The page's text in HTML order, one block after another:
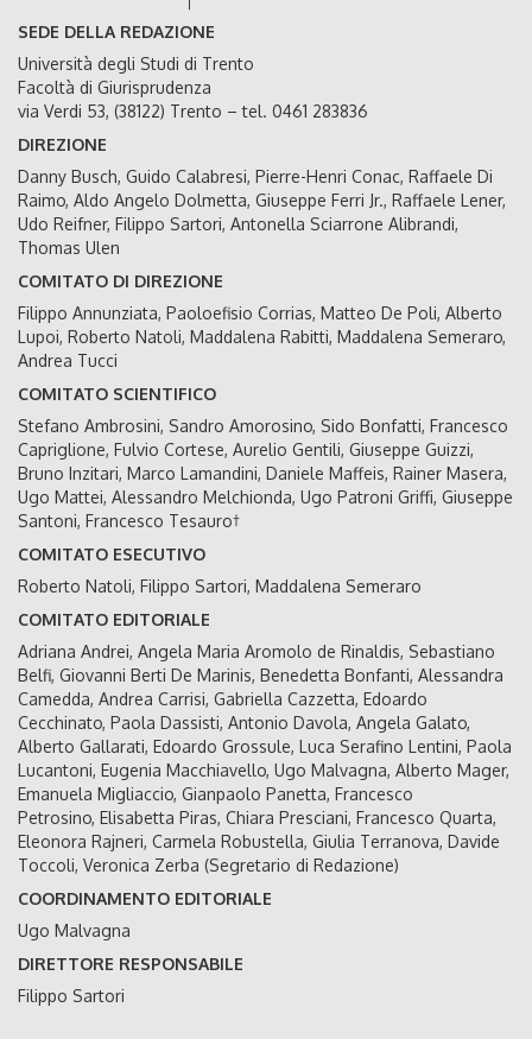
SEDE DELLA REDAZIONE
Università degli Studi di Trento
Facoltà di Giurisprudenza
via Verdi 53, (38122) Trento – tel. 0461 283836
DIREZIONE
Danny Busch, Guido Calabresi, Pierre-Henri Conac, Raffaele Di
Raimo, Aldo Angelo Dolmetta, Giuseppe Ferri Jr., Raffaele Lener,
Udo Reifner, Filippo Sartori, Antonella Sciarrone Alibrandi,
Thomas Ulen
COMITATO DI DIREZIONE
Filippo Annunziata, Paoloefisio Corrias, Matteo De Poli, Alberto
Lupoi, Roberto Natoli, Maddalena Rabitti, Maddalena Semeraro,
Andrea Tucci
COMITATO SCIENTIFICO
Stefano Ambrosini, Sandro Amorosino, Sido Bonfatti, Francesco
Capriglione, Fulvio Cortese, Aurelio Gentili, Giuseppe Guizzi,
Bruno Inzitari, Marco Lamandini, Daniele Maffeis, Rainer Masera,
Ugo Mattei, Alessandro Melchionda, Ugo Patroni Griffi, Giuseppe
Santoni, Francesco Tesauro†
COMITATO ESECUTIVO
Roberto Natoli, Filippo Sartori, Maddalena Semeraro
COMITATO EDITORIALE
Adriana Andrei, Angela Maria Aromolo de Rinaldis, Sebastiano
Belfi, Giovanni Berti De Marinis, Benedetta Bonfanti, Alessandra
Camedda, Andrea Carrisi, Gabriella Cazzetta, Edoardo
Cecchinato, Paola Dassisti, Antonio Davola, Angela Galato,
Alberto Gallarati, Edoardo Grossule, Luca Serafino Lentini, Paola
Lucantoni, Eugenia Macchiavello, Ugo Malvagna, Alberto Mager,
Emanuela Migliaccio, Gianpaolo Panetta, Francesco
Petrosino, Elisabetta Piras, Chiara Presciani, Francesco Quarta,
Eleonora Rajneri, Carmela Robustella, Giulia Terranova, Davide
Toccoli, Veronica Zerba (Segretario di Redazione)
COORDINAMENTO EDITORIALE
Ugo Malvagna
DIRETTORE RESPONSABILE
Filippo Sartori